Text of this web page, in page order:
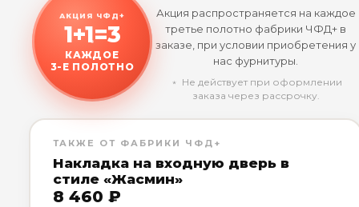
АКЦИЯ ЧФД+
1+1=3
КАЖДОЕ
3-Е ПОЛОТНО
Акция распространяется на каждое
третье полотно фабрики ЧФД+ в
заказе, при условии приобретения у
нас фурнитуры.
﹡ Не действует при оформлении
заказа через рассрочку.
ТАКЖЕ ОТ ФАБРИКИ ЧФД+
Накладка на входную дверь в
стиле «Жасмин»
8 460 ₽